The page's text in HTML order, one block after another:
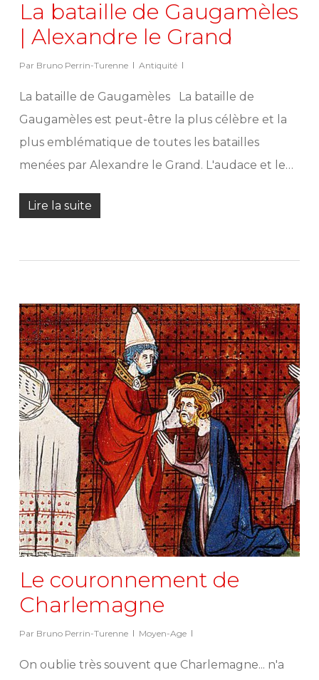
La bataille de Gaugamèles
| Alexandre le Grand
Par Bruno Perrin-Turenne Antiquité
La bataille de Gaugamèles La bataille de
Gaugamèles est peut-être la plus célèbre et la
plus emblématique de toutes les batailles
menées par Alexandre le Grand. L'audace et le…
Lire la suite
Le couronnement de
Charlemagne
Par Bruno Perrin-Turenne Moyen-Age
On oublie très souvent que Charlemagne... n'a